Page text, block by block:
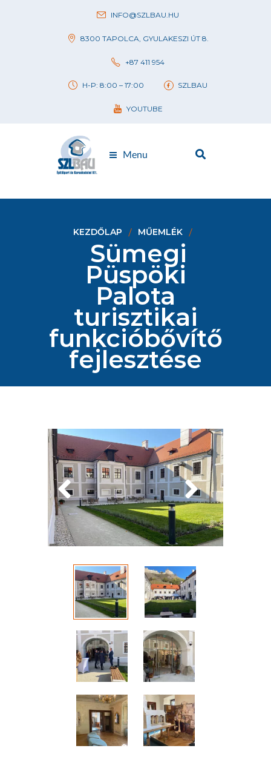
INFO@SZLBAU.HU
8300 TAPOLCA, GYULAKESZI ÚT 8.
+87 411 954
H-P: 8:00 – 17:00 SZLBAU
YOUTUBE
Menu
KEZDŐLAP MŰEMLÉK
Sümegi
Püspöki
Palota
turisztikai
funkcióbővítő
fejlesztése